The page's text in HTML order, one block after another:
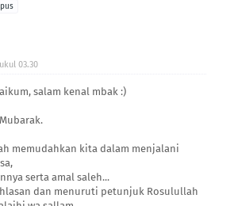
03.30
salam kenal mbak :)
memudahkan kita dalam menjalani
serta amal saleh...
dan menuruti petunjuk Rosulullah